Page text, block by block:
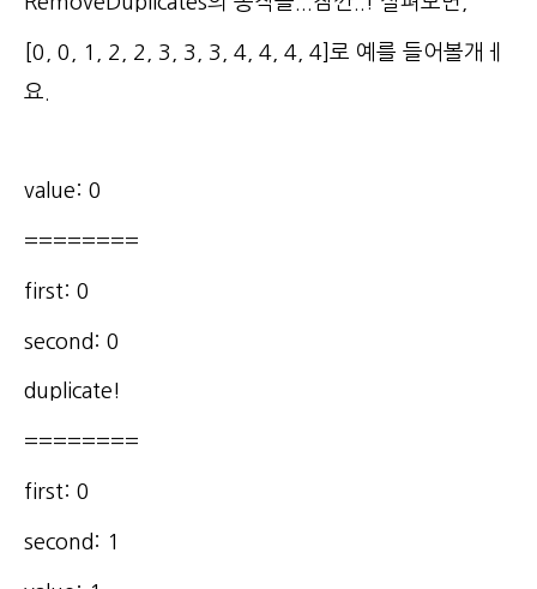
[0, 0, 1, 2, 2, 3, 3, 3, 4, 4, 4, 4]로 예를 들어볼개ㅔ
요.
value: 0
========
first: 0
second: 0
duplicate!
========
first: 0
second: 1